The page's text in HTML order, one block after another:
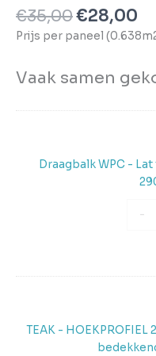
€35,00€28,00
Prijs per paneel
Vaak samen
Draagbalk WPC -
-
TEAK -